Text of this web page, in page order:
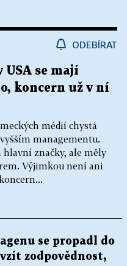
ODEBÍRAT
USA se mají
koncern už v ní
médií chystá
managementu.
značky, ale měly
Výjimkou není ani
se propadl do
zodpovědnost,